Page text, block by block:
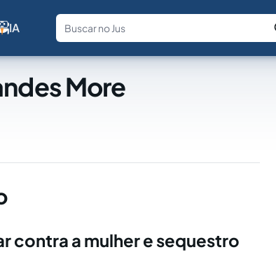
IA
Fale com a IA Buscar no
More
contra a mulher e sequestro